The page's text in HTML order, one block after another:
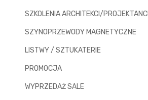
SZKOLENIA ARCHITEKCI/PROJEKTANCI
SZYNOPRZEWODY MAGNETYCZNE
LISTWY / SZTUKATERIE
PROMOCJA
WYPRZEDAŻ SALE